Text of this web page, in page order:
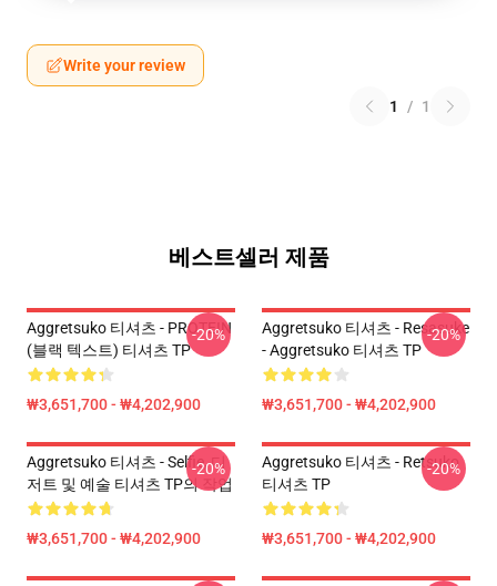
Write your review
1 / 1
베스트셀러 제품
Aggretsuko 티셔츠 - PROTEIN
(블랙 텍스트) 티셔츠 TP
₩3,651,700 - ₩4,202,900
-20%
Aggretsuko 티셔츠 - Resasuke
- Aggretsuko 티셔츠 TP
₩3,651,700 - ₩4,202,900
-20%
Aggretsuko 티셔츠 - Selfie, 디
저트 및 예술 티셔츠 TP의 작업
₩3,651,700 - ₩4,202,900
-20%
Aggretsuko 티셔츠 - Retsuko
티셔츠 TP
₩3,651,700 - ₩4,202,900
-20%